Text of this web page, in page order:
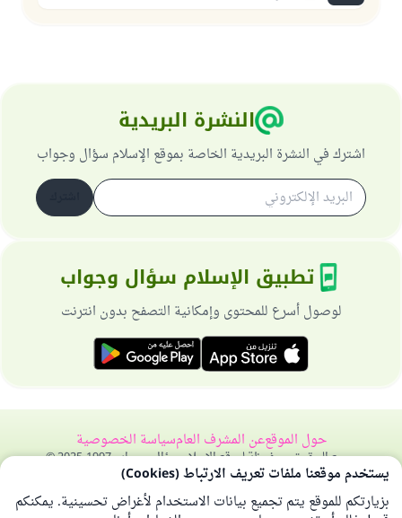
النشرة البريدية
اشترك في النشرة البريدية الخاصة بموقع الإسلام سؤال وجواب
تطبيق الإسلام سؤال وجواب
لوصول أسرع للمحتوى وإمكانية التصفح بدون انترنت
حول الموقععن المشرف العامسياسة الخصوصية
جميع الحقوق محفوظة لموقع الإسلام سؤال وجواب 1997-2025 ©
يستخدم موقعنا ملفات تعريف الارتباط (Cookies)
بزيارتكم للموقع يتم تجميع بيانات الاستخدام لأغراض تحسينية. يمكنكم